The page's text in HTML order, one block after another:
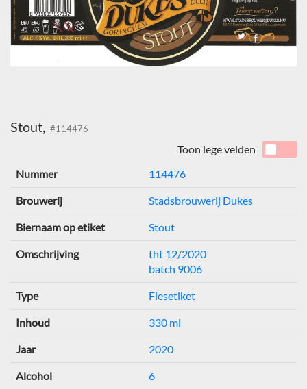
Stout, #114476
Toon lege velden
Nummer
114476
Brouwerij Stadsbrouwerij Dukes
Biernaam op etiket Stout
Omschrijving
tht 12/2020
batch 9006
Type Flesetiket
Inhoud 330 ml
Jaar 2020
Alcohol 6